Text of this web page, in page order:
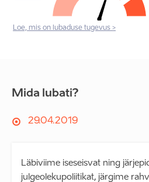
Loe, mis on lubaduse tugevus >
Mida lubati?
29.04.2019
Läbiviime iseseisvat ning
julgeolekupoliitikat, järgime